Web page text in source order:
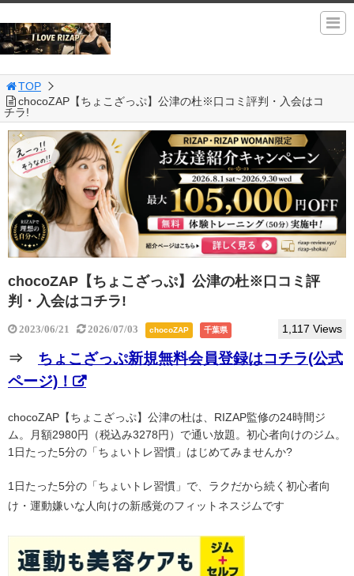
TOP
chocoZAP【ちょこざっぷ】公津の杜※口コミ評判・入会はコ
チラ!
chocoZAP【ちょこざっぷ】公津の杜※口コミ評
判・入会はコチラ!
2023/06/21 2026/07/03 chocoZAP 千葉県 1,117 Views
⇒ ちょこざっぷ新規無料会員登録はコチラ(公式
ページ)！
chocoZAP【ちょこざっぷ】公津の杜は、RIZAP監修の24時間ジ
ム。月額2980円（税込み3278円）で通い放題。初心者向けのジム。
1日たった5分の「ちょいトレ習慣」はじめてみませんか?
1日たった5分の「ちょいトレ習慣」で、ラクだから続く初心者向
け・運動嫌いな人向けの新感覚のフィットネスジムです